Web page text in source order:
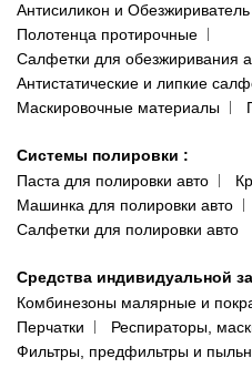
Антисиликон и
Полотенца протирочные
Салфетки для обезжиривания
Антистатические и липкие
Маскировочные материалы
Системы полировки :
Паста для полировки авто
Машинка для полировки авто
Салфетки для полировки авто
Средства индивидуальной
Комбинезоны малярные и
Перчатки
Респираторы,
Фильтры, предфильтры и